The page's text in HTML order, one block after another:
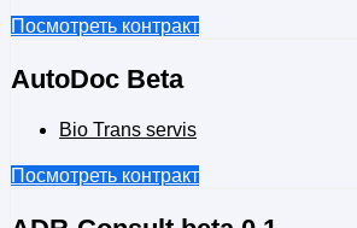
Посмотреть контракт
AutoDoc Beta
Bio Trans servis
Посмотреть контракт